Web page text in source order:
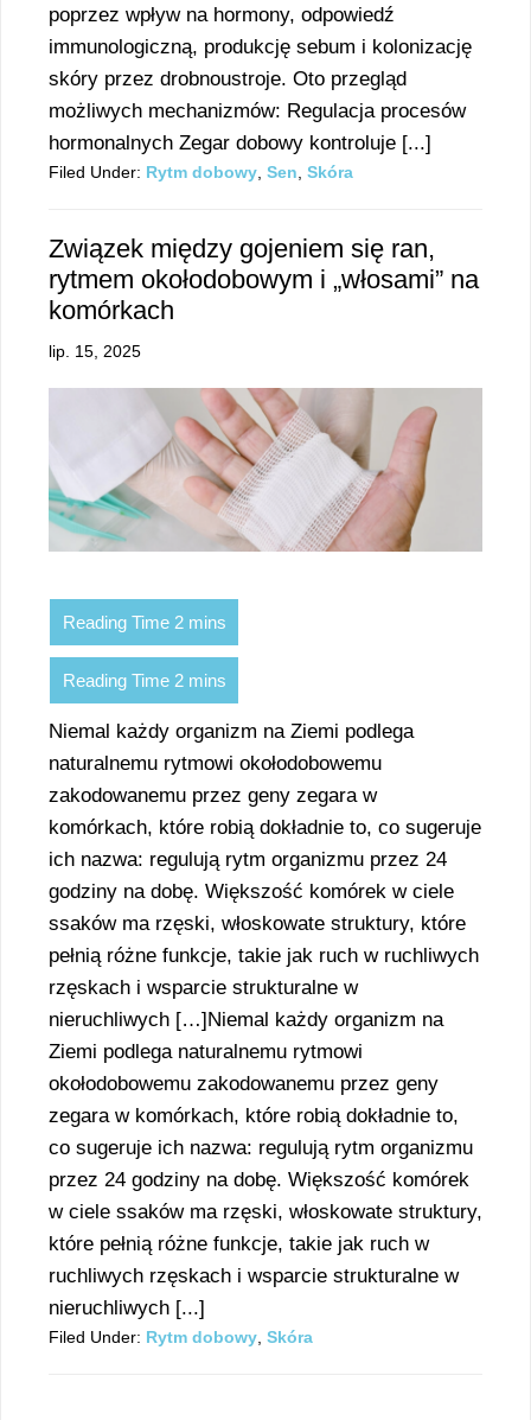
poprzez wpływ na hormony, odpowiedź
immunologiczną, produkcję sebum i kolonizację
skóry przez drobnoustroje. Oto przegląd
możliwych mechanizmów: Regulacja procesów
hormonalnych Zegar dobowy kontroluje [...]
Filed Under: Rytm dobowy Sen Skóra
Związek między gojeniem się ran,
rytmem okołodobowym i „włosami” na
komórkach
lip. 15, 2025
Niemal każdy organizm na Ziemi podlega
naturalnemu rytmowi okołodobowemu
zakodowanemu przez geny zegara w
komórkach, które robią dokładnie to, co sugeruje
ich nazwa: regulują rytm organizmu przez 24
godziny na dobę. Większość komórek w ciele
ssaków ma rzęski, włoskowate struktury, które
pełnią różne funkcje, takie jak ruch w ruchliwych
rzęskach i wsparcie strukturalne w
nieruchliwych […]Niemal każdy organizm na
Ziemi podlega naturalnemu rytmowi
okołodobowemu zakodowanemu przez geny
zegara w komórkach, które robią dokładnie to,
co sugeruje ich nazwa: regulują rytm organizmu
przez 24 godziny na dobę. Większość komórek
w ciele ssaków ma rzęski, włoskowate struktury,
które pełnią różne funkcje, takie jak ruch w
ruchliwych rzęskach i wsparcie strukturalne w
nieruchliwych [...]
Filed Under: Rytm dobowy, Skóra